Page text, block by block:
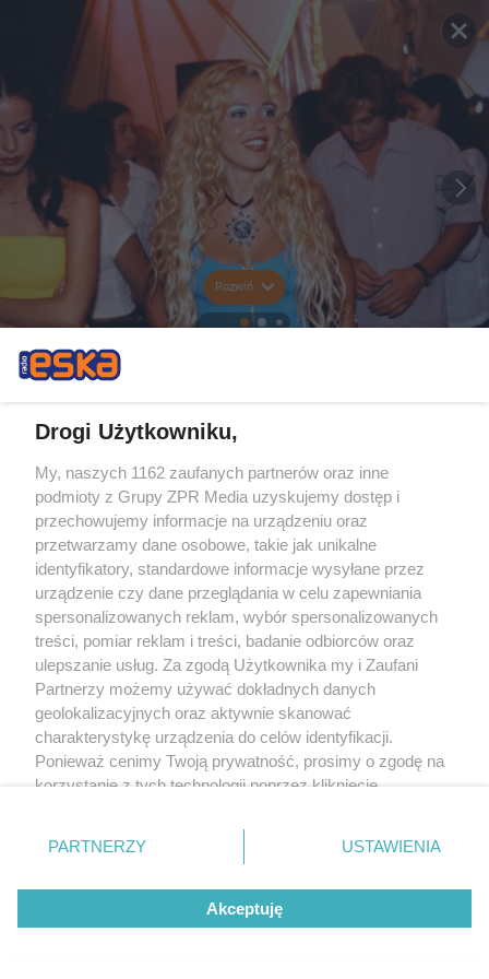
Rozwiń
Drogi Użytkowniku,
My, naszych 1162 zaufanych partnerów oraz inne
podmioty z Grupy ZPR Media uzyskujemy dostęp i
przechowujemy informacje na urządzeniu oraz
przetwarzamy dane osobowe, takie jak unikalne
identyfikatory, standardowe informacje wysyłane przez
urządzenie czy dane przeglądania w celu zapewniania
spersonalizowanych reklam, wybór spersonalizowanych
treści, pomiar reklam i treści, badanie odbiorców oraz
ulepszanie usług. Za zgodą Użytkownika my i Zaufani
Partnerzy możemy używać dokładnych danych
geolokalizacyjnych oraz aktywnie skanować
charakterystykę urządzenia do celów identyfikacji.
Ponieważ cenimy Twoją prywatność, prosimy o zgodę na
korzystanie z tych technologii poprzez kliknięcie
zmienić/wycofać klikając przycisk ustawień prywatności
znajdujący się w lewym dolnym rogu strony
rodzaje przetwarzania danych nie wymagają zgody
użytkownika, ale masz prawo sprzeciwić się takiemu
przetwarzaniu. Preferencje będą miały zastosowanie tylko
PARTNERZY USTAWIENIA
Akceptuję